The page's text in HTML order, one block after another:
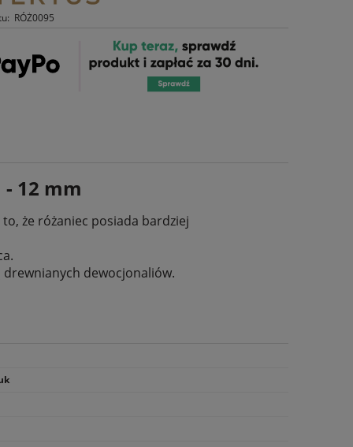
RÓŻ0095
12 mm
że różaniec posiada bardziej
drewnianych dewocjonaliów.